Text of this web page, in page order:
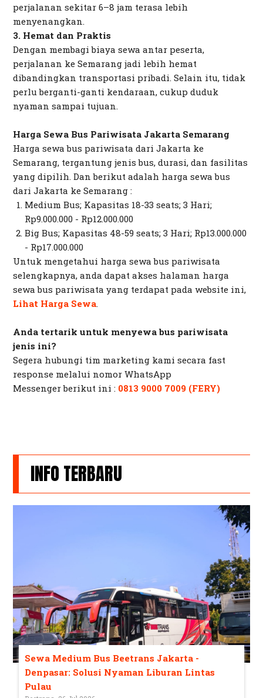
perjalanan sekitar 6–8 jam terasa lebih
menyenangkan.
3. Hemat dan Praktis
Dengan membagi biaya sewa antar peserta,
perjalanan ke Semarang jadi lebih hemat
dibandingkan transportasi pribadi. Selain itu, tidak
perlu berganti-ganti kendaraan, cukup duduk
nyaman sampai tujuan.
Harga Sewa Bus Pariwisata Jakarta Semarang
Harga sewa bus pariwisata dari Jakarta ke
Semarang, tergantung jenis bus, durasi, dan fasilitas
yang dipilih. Dan berikut adalah harga sewa bus
dari Jakarta ke Semarang :
Medium Bus; Kapasitas 18-33 seats; 3 Hari;
Rp9.000.000 - Rp12.000.000
Big Bus; Kapasitas 48-59 seats; 3 Hari; Rp13.000.000
- Rp17.000.000
Untuk mengetahui harga sewa bus pariwisata
selengkapnya, anda dapat akses halaman harga
sewa bus pariwisata yang terdapat pada website ini,
Lihat Harga Sewa.
Anda tertarik untuk menyewa bus pariwisata
jenis ini?
Segera hubungi tim marketing kami secara fast
response melalui nomorWhatsApp
Messengerberikut ini : 0813 9000 7009 (FERY)
INFO TERBARU
Sewa Medium Bus Beetrans Jakarta -
Denpasar: Solusi Nyaman Liburan Lintas
Pulau